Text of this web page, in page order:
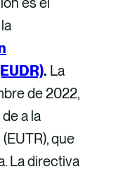
. La
de 2022,
a la
que
La directiva